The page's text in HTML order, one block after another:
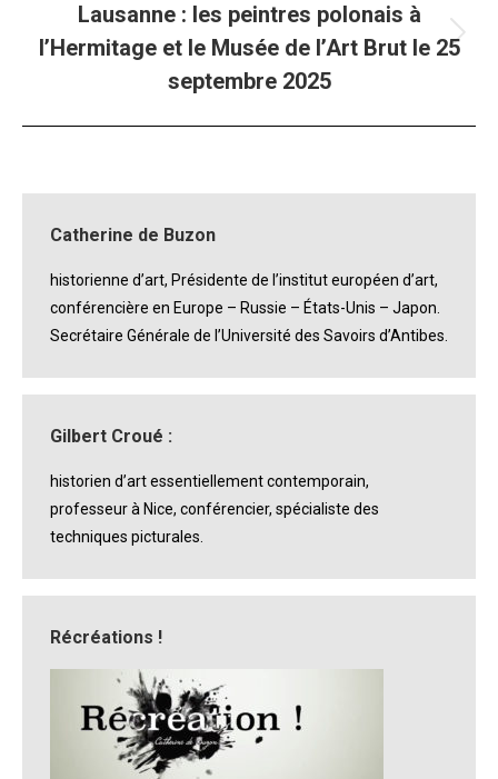
Album
suivant
Lausanne : les peintres polonais à
l’Hermitage et le Musée de l’Art Brut le 25
septembre 2025
Catherine de Buzon
historienne d’art, Présidente de l’institut européen d’art,
conférencière en Europe – Russie – États-Unis – Japon.
Secrétaire Générale de l’Université des Savoirs d’Antibes.
Gilbert Croué :
historien d’art essentiellement contemporain,
professeur à Nice, conférencier, spécialiste des
techniques picturales.
Récréations !